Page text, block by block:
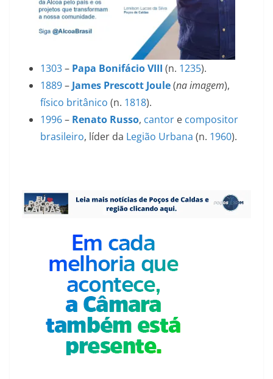
1303– Papa Bonifácio VIII (n. 1235).
1889– James Prescott Joule(na imagem),
físico britânico (n. 1818).
1996– Renato Russo, cantor e compositor
brasileiro, líder da Legião Urbana (n. 1960).